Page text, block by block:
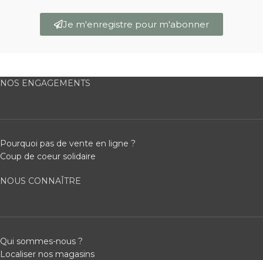
Je m'enregistre pour m'abonner
NOS ENGAGEMENTS
Pourquoi pas de vente en ligne ?
Coup de coeur solidaire
NOUS CONNAÎTRE
Qui sommes-nous ?
Localiser nos magasins